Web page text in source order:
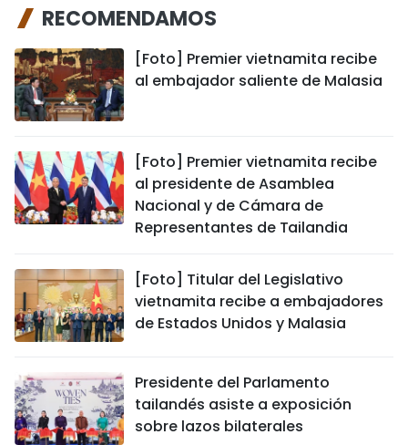
RECOMENDAMOS
[Foto] Premier vietnamita recibe
al embajador saliente de Malasia
[Foto] Premier vietnamita recibe
al presidente de Asamblea
Nacional y de Cámara de
Representantes de Tailandia
[Foto] Titular del Legislativo
vietnamita recibe a embajadores
de Estados Unidos y Malasia
Presidente del Parlamento
tailandés asiste a exposición
sobre lazos bilaterales